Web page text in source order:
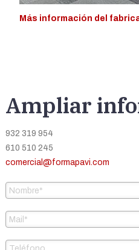
Más información del
Ampliar
932 319 954
610 510 245
comercial@formapavi.com